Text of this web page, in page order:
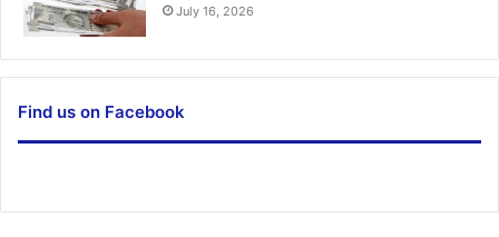
July 16, 2026
Find us on Facebook